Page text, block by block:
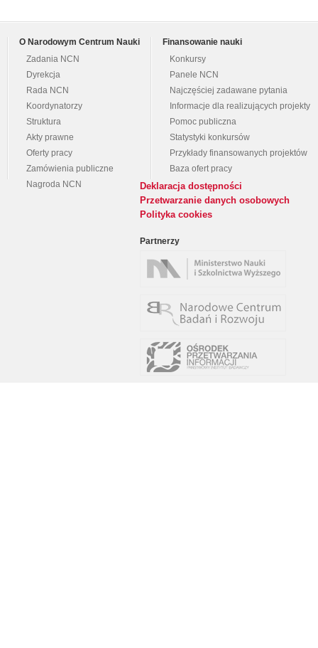
O Narodowym Centrum Nauki
Zadania NCN
Dyrekcja
Rada NCN
Koordynatorzy
Struktura
Akty prawne
Oferty pracy
Zamówienia publiczne
Nagroda NCN
Finansowanie nauki
Konkursy
Panele NCN
Najczęściej zadawane pytania
Informacje dla realizujących projekty
Pomoc publiczna
Statystyki konkursów
Przykłady finansowanych projektów
Baza ofert pracy
Deklaracja dostępności
Przetwarzanie danych osobowych
Polityka cookies
Partnerzy